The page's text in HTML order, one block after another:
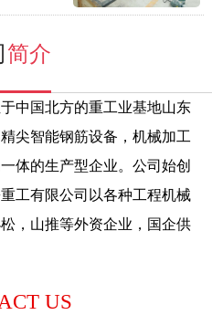
简介
国北方的重工业基地山东
尖智能钢筋设备，机械加工
体的生产型企业。公司始创
工有限公司以各种工程机械
，山推等外资企业，国企供
US